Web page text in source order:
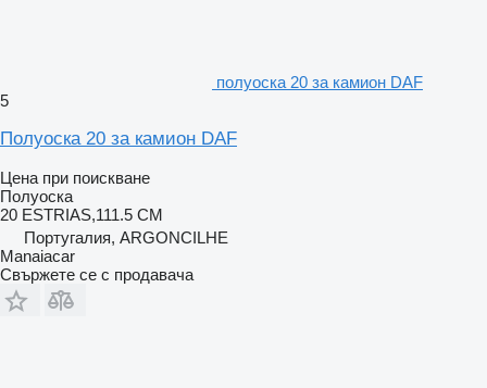
полуоска 20 за камион DAF
5
Полуоска 20 за камион DAF
Цена при поискване
Полуоска
20 ESTRIAS,111.5 CM
Португалия, ARGONCILHE
Manaiacar
Свържете се с продавача